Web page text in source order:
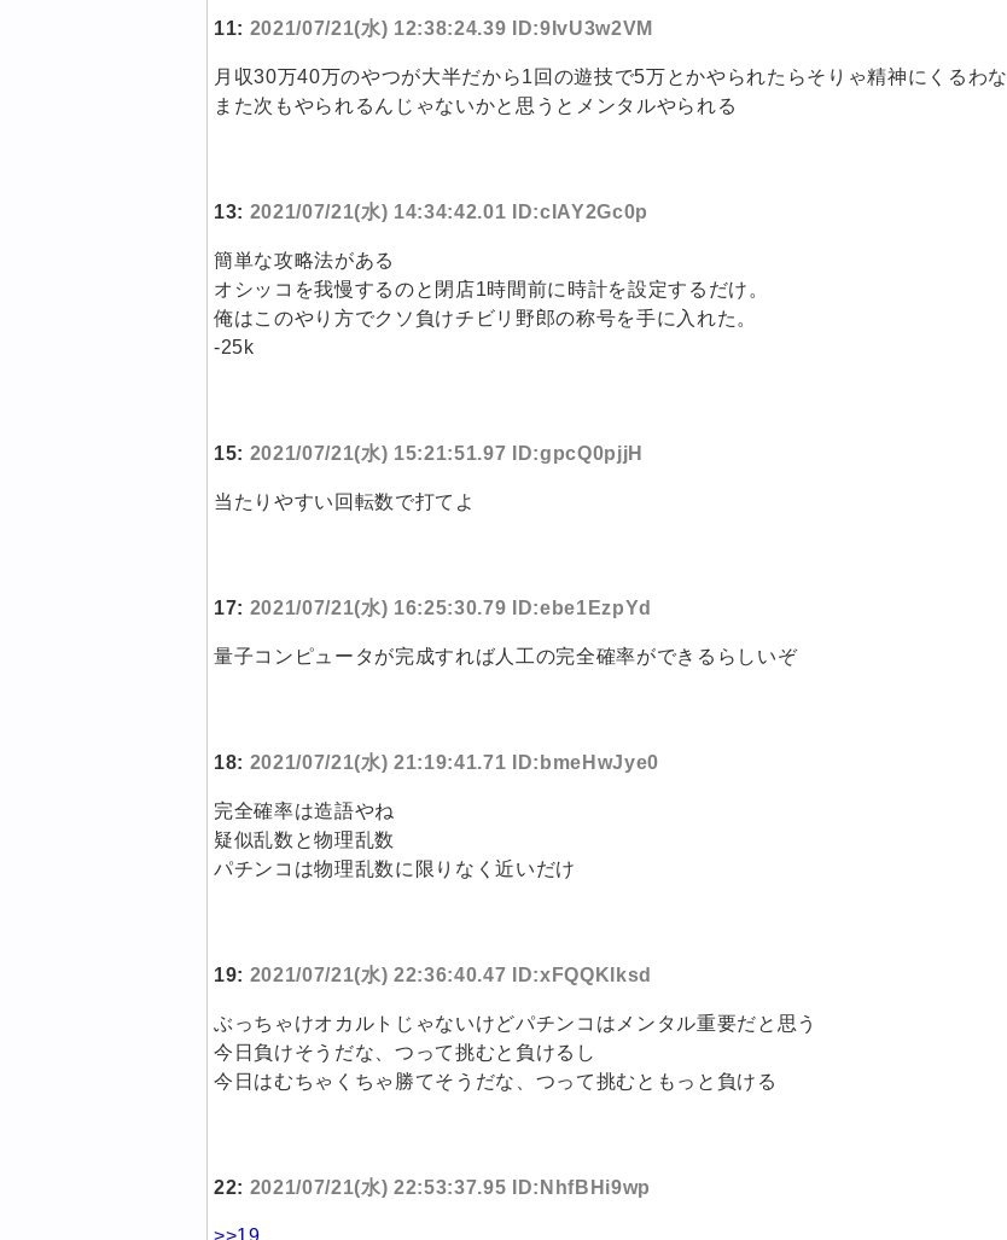
11: 2021/07/21(水) 12:38:24.39 ID:9IvU3w2VM
月収30万40万のやつが大半だから1回の遊技で5万とかやられたらそりゃ精神にくるわな
また次もやられるんじゃないかと思うとメンタルやられる
13: 2021/07/21(水) 14:34:42.01 ID:cIAY2Gc0p
簡単な攻略法がある
オシッコを我慢するのと閉店1時間前に時計を設定するだけ。
俺はこのやり方でクソ負けチビリ野郎の称号を手に入れた。
-25k
15: 2021/07/21(水) 15:21:51.97 ID:gpcQ0pjjH
当たりやすい回転数で打てよ
17: 2021/07/21(水) 16:25:30.79 ID:ebe1EzpYd
量子コンピュータが完成すれば人工の完全確率ができるらしいぞ
18: 2021/07/21(水) 21:19:41.71 ID:bmeHwJye0
完全確率は造語やね
疑似乱数と物理乱数
パチンコは物理乱数に限りなく近いだけ
19: 2021/07/21(水) 22:36:40.47 ID:xFQQKlksd
ぶっちゃけオカルトじゃないけどパチンコはメンタル重要だと思う
今日負けそうだな、つって挑むと負けるし
今日はむちゃくちゃ勝てそうだな、つって挑むともっと負ける
22: 2021/07/21(水) 22:53:37.95 ID:NhfBHi9wp